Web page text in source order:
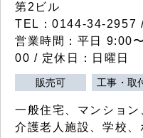
第2ビル
TEL：0144-34-2957
営業時間：平日 9:00
00 / 定休日：日曜日
販売可 工事・取
一般住宅、マンション
介護老人施設、学校